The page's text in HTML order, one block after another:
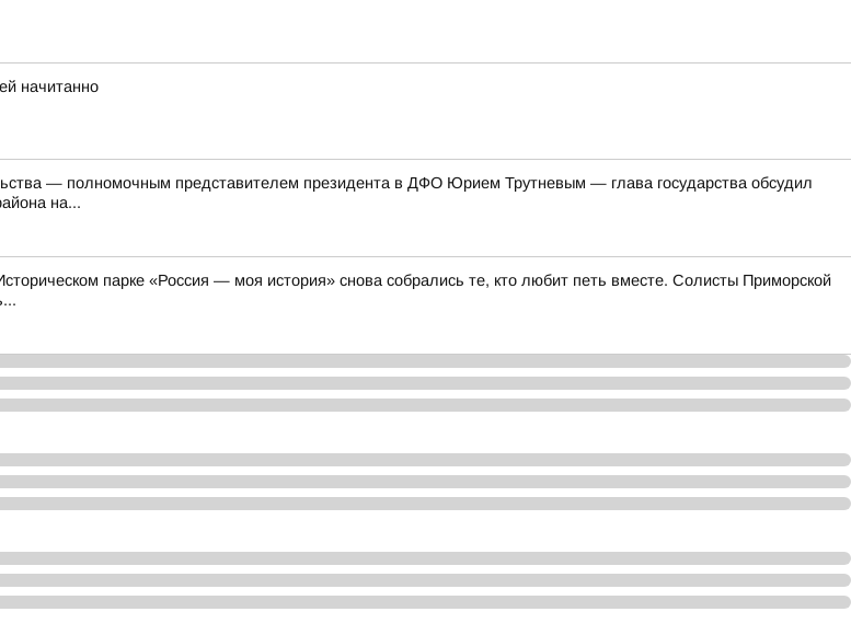
начитанно
— полномочным представителем президента в ДФО Юрием Трутневым — глава государства обсудил
на...
парке «Россия — моя история» снова собрались те, кто любит петь вместе. Солисты Приморской